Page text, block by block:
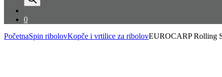
0
PočetnaSpin ribolovKopče i vrtilice za ribolovEUROCARP Rolling